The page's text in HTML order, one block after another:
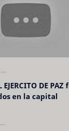
EJERCITO DE
en la capital